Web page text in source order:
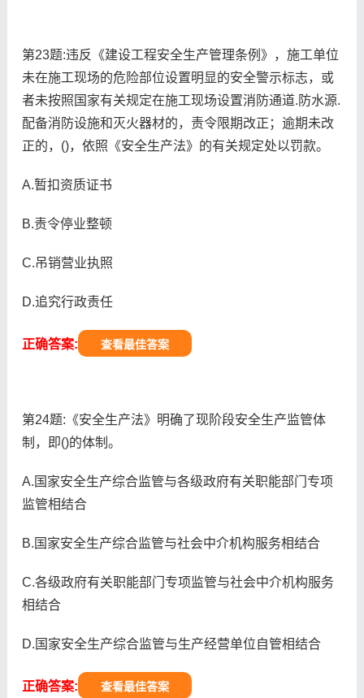
第23题:违反《建设工程安全生产管理条例》，施工单位
未在施工现场的危险部位设置明显的安全警示标志，或
者未按照国家有关规定在施工现场设置消防通道.防水源.
配备消防设施和灭火器材的，责令限期改正；逾期未改
正的，()，依照《安全生产法》的有关规定处以罚款。
A.暂扣资质证书
B.责令停业整顿
C.吊销营业执照
D.追究行政责任
正确答案: 查看最佳答案
第24题:《安全生产法》明确了现阶段安全生产监管体
制，即()的体制。
A.国家安全生产综合监管与各级政府有关职能部门专项
监管相结合
B.国家安全生产综合监管与社会中介机构服务相结合
C.各级政府有关职能部门专项监管与社会中介机构服务
相结合
D.国家安全生产综合监管与生产经营单位自管相结合
正确答案: 查看最佳答案